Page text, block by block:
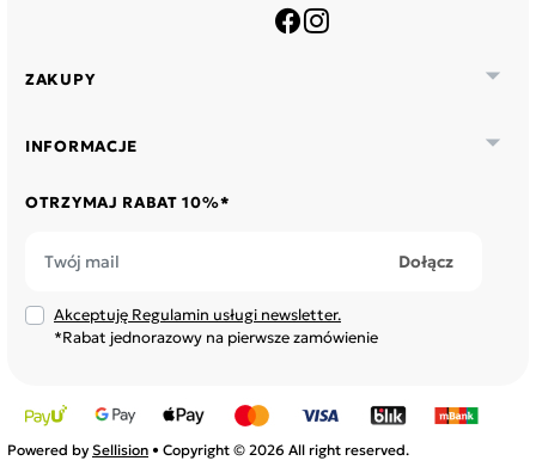
ZAKUPY 
INFORMACJE 
OTRZYMAJ RABAT 10%*
Akceptuję Regulamin usługi newsletter.
*Rabat jednorazowy na pierwsze zamówienie
Powered by Sellision • Copyright © 2026 All right reserved.